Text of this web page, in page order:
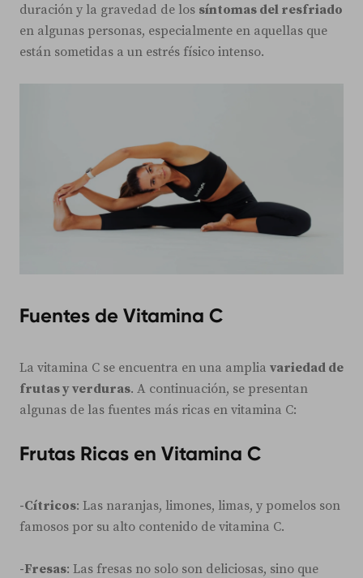
duración y la gravedad de los síntomas del resfriado
en algunas personas, especialmente en aquellas que
están sometidas a un estrés físico intenso.
Fuentes de Vitamina C
La vitamina C se encuentra en una amplia variedad de
frutas y verduras. A continuación, se presentan
algunas de las fuentes más ricas en vitamina C:
Frutas Ricas en Vitamina C
-Cítricos: Las naranjas, limones, limas, y pomelos son
famosos por su alto contenido de vitamina C.
-Fresas: Las fresas no solo son deliciosas, sino que